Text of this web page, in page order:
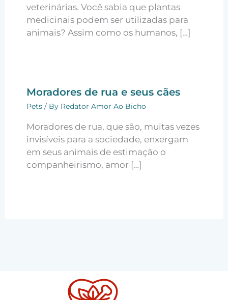
veterinárias. Você sabia que plantas
medicinais podem ser utilizadas para
animais? Assim como os humanos, […]
Moradores de rua e seus cães
Pets/ By Redator Amor Ao Bicho
Moradores de rua, que são, muitas vezes
invisíveis para a sociedade, enxergam
em seus animais de estimação o
companheirismo, amor […]